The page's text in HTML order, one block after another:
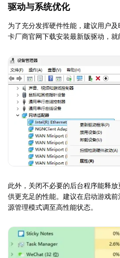
驱动与系统优化
为了充分发挥硬件性能，建议用户
卡厂商官网下载安装最新版驱动，就
此外，关闭不必要的后台程序能释
供更充足的性能。建议在启动游戏
源管理模式调至高性能状态。